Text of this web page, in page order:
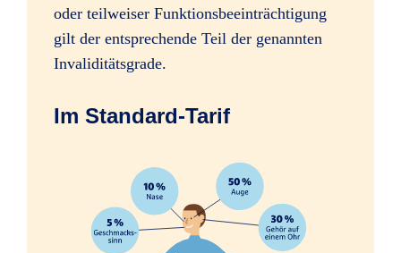
Sofortleistung bei schweren
Verletzungen, z.B. Amputation einer
ab 35 %
Psychologische Beratung nach
oder teilweiser Funktionsbeeinträchtigung
gilt der entsprechende Teil der genannten
Invaliditätsgrade.
Im Standard-Tarif